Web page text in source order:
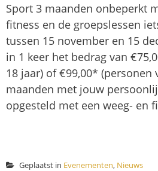
Sport 3 maanden onbeperkt
fitness en de groepslessen
tussen 15 november en 15
in 1 keer het bedrag van
18 jaar) of €99,00* (personen
maanden met jouw
opgesteld met een weeg- en
Geplaatst in Evenementen, Nieuws